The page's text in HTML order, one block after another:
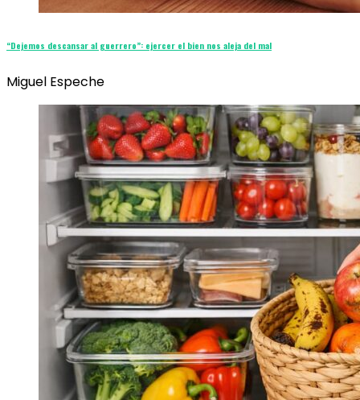
“Dejemos descansar al guerrero”: ejercer el bien nos aleja del mal
Miguel Espeche